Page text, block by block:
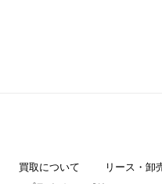
買取について
リース・卸